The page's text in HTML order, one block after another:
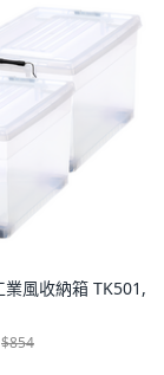
業風收納箱 TK501,
$854